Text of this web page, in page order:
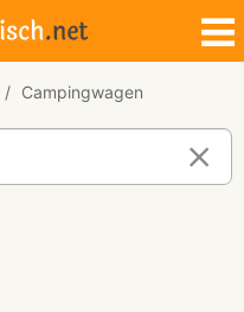
Campingwagen